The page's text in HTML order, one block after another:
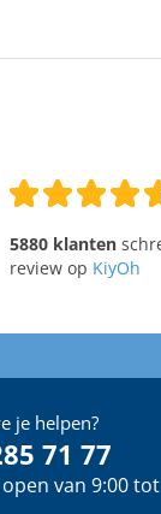
5880 klanten
review op KiyOh
je helpen?
71 77
van 9:00 tot